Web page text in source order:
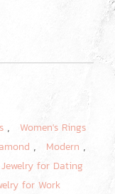
, Women's Rings
, Modern ,
Jewelry for Dating
for Work